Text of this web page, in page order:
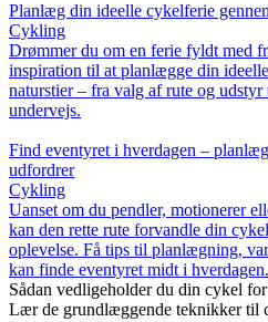
Planlæg din ideelle cykelferie
Cykling
Drømmer du om en ferie fyldt med
inspiration til at planlægge din
naturstier – fra valg af rute og
undervejs.
Find eventyret i hverdagen –
udfordrer
Cykling
Uanset om du pendler, motionerer
kan den rette rute forvandle din
oplevelse. Få tips til planlægning,
kan finde eventyret midt i hverdagen.
Sådan vedligeholder du din cykel
Lær de grundlæggende teknikker til